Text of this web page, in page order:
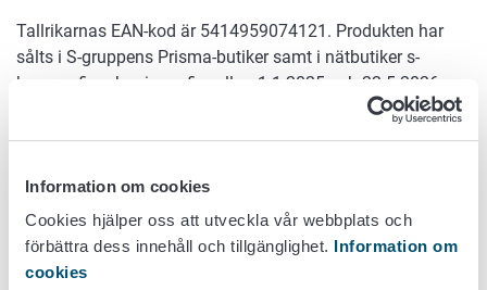
Information om cookies
Cookies hjälper oss att utveckla vår webbplats och
förbättra dess innehåll och tillgänglighet. Information om
cookies
Tallrikarnas EAN-kod är 5414959074121. Produkten har
sålts i S-gruppens Prisma-butiker samt i nätbutiker s-
kauppa.fi. och prisma.fi mellan 1.1.2025 och 22.5.2026.
Ytterligare information: S-Konsumentrådgivningen
kuluttajaneuvonta.fi / eller vardagar kl. 9-13 tel. 0800
97322